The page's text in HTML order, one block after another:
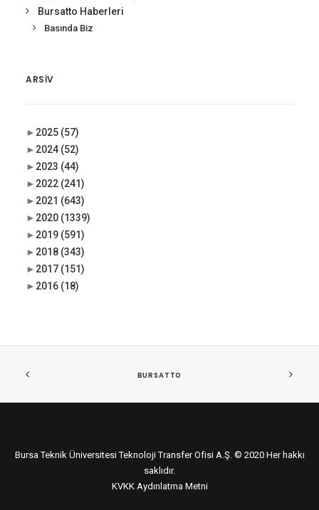
Bursatto Haberleri
Basında Biz
ARSIV
► 2025 (57)
► 2024 (52)
► 2023 (44)
► 2022 (241)
► 2021 (643)
► 2020 (1339)
► 2019 (591)
► 2018 (343)
► 2017 (151)
► 2016 (18)
BURSATTO
Bursa Teknik Üniversitesi Teknoloji Transfer Ofisi A.Ş. © 2020 Her hakkı
saklıdır.
KVKK Aydınlatma Metni